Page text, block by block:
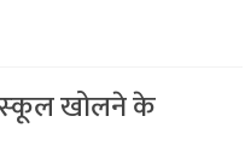
स्‍कूल खोलने के